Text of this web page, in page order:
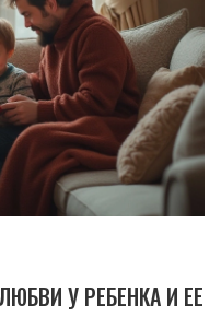
У РЕБЕНКА И ЕЕ